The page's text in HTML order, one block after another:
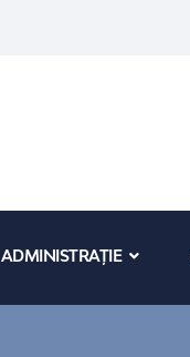
ADMINISTRAȚIE